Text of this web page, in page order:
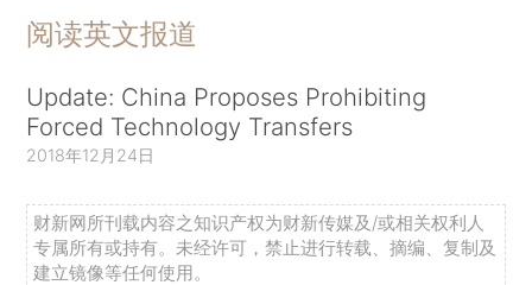
阅读英文报道
Update: China Proposes Prohibiting
Forced Technology Transfers
2018年12月24日
财新网所刊载内容之知识产权为财新传媒及/或相关权利人
专属所有或持有。未经许可，禁止进行转载、摘编、复制及
建立镜像等任何使用。